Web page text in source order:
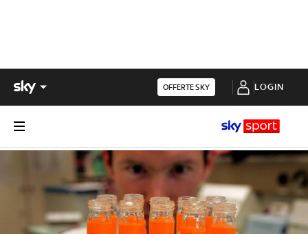
OFFERTE SKY LOGIN